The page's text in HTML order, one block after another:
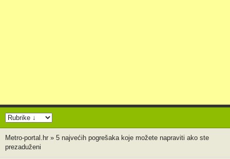
Metro-portal.hr » 5 najvećih pogrešaka koje možete napraviti ako ste
prezaduženi